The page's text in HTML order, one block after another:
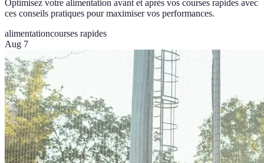
Optimisez votre alimentation avant et après vos courses rapides avec
ces conseils pratiques pour maximiser vos performances.
alimentationcourses rapides
Aug 7